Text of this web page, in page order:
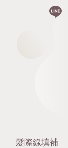
髮際線填補